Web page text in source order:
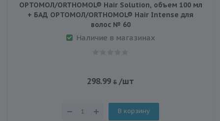
ОРТОМОЛ/ORTHOMOL® Hair Solution, объем 100 мл
+ БАД ОРТОМОЛ/ORTHOMOL® Hair Intense для
волос № 60
Наличие в магазинах
298.99 /шт
В корзину